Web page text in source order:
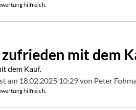
hilfreich.
mit dem
dem Kauf.
am 18.02.2025 10:29 von Peter
hilfreich.